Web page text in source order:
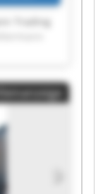
Trading
Trading
Trading
Kleinanzeige